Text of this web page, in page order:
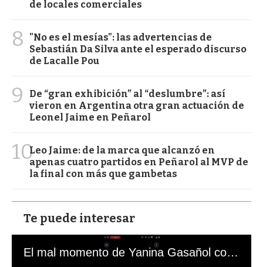
de locales comerciales
8
"No es el mesías": las advertencias de
Sebastián Da Silva ante el esperado discurso
de Lacalle Pou
9
De “gran exhibición” al “deslumbre”: así
vieron en Argentina otra gran actuación de
Leonel Jaime en Peñarol
10Leo Jaime: de la marca que alcanzó en
apenas cuatro partidos en Peñarol al MVP de
la final con más que gambetas
Te puede interesar
El mal momento de Yanina Gasañol con un hincha argentino en "Subrayado"